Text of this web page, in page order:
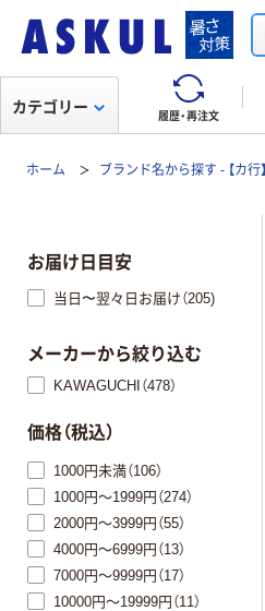
履歴・再注文
カテゴリー
ホーム ブランド名から探す - 【カ行】
お届け日目安
当日〜翌々日お届け（205)
メーカーから絞り込む
KAWAGUCHI（478）
価格（税込）
1000円未満（106）
1000円～1999円（274）
2000円～3999円（55）
4000円～6999円（13）
7000円～9999円（17）
10000円～19999円（11）